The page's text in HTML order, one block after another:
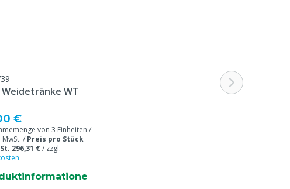
Weidetränke WT
€
von 3 Einheiten /
MwSt. / Preis pro Stück
296,31 €/ zzgl.